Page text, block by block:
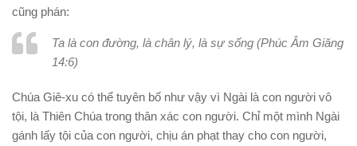
cũng phán:
Ta là con đường, là chân lý, là sự sống (Phúc Âm Giăng
14:6)
Chúa Giê-xu có thể tuyên bố như vậy vì Ngài là con người vô
tội, là Thiên Chúa trong thân xác con người. Chỉ một mình Ngài
gánh lấy tội của con người, chịu án phạt thay cho con người,